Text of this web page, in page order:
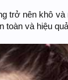
trở nên khô và
toàn và hiệu